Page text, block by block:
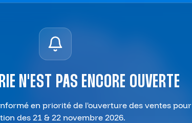
N'EST PAS ENCORE OUVERTE
en priorité de l'ouverture des ventes pour
des 21 & 22 novembre 2026.